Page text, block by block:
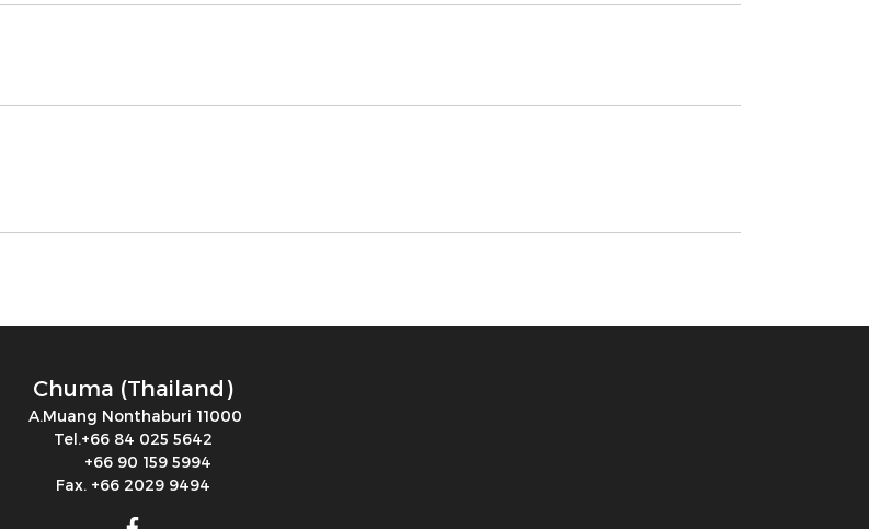
Chuma (Thailand)
A.Muang Nonthaburi 11000
Tel.+66 84 025 5642
+66 90 159 5994
Fax. +66 2029 9494